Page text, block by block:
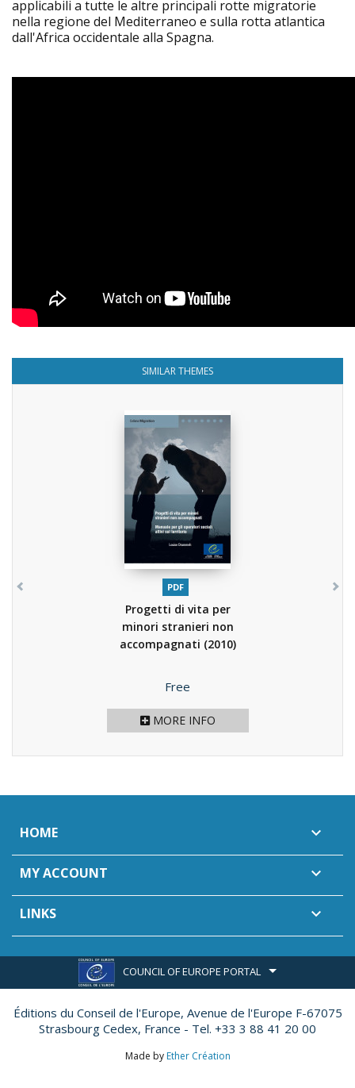
applicabili a tutte le altre principali rotte migratorie
nella regione del Mediterraneo e sulla rotta atlantica
dall'Africa occidentale alla Spagna.
SIMILAR THEMES
PDF
Progetti di vita per
minori stranieri non
accompagnati (2010)
Price
Free
MORE INFO
HOME 
MY ACCOUNT 
LINKS 
COUNCIL OF EUROPE PORTAL
Éditions du Conseil de l'Europe, Avenue de l'Europe F-67075
Strasbourg Cedex, France - Tel. +33 3 88 41 20 00
Made by Ether Création